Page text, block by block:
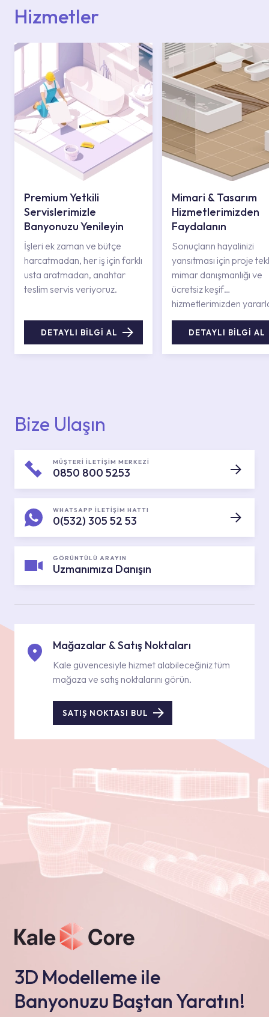
Hizmetler
Premium Yetkili
Servislerimizle
Banyonuzu Yenileyin
İşleri ek zaman ve bütçe
harcatmadan, her iş için farklı
usta aratmadan, anahtar
teslim servis veriyoruz.
DETAYLI BİLGİ AL
Mimari & Tasarım
Hizmetlerimizden
Faydalanın
Sonuçların hayalinizi
yansıtması için proje
mimar danışmanlığı ve
ücretsiz keşif
hizmetlerimizden
DETAYLI BİLGİ AL
Bize Ulaşın
MÜŞTERİ İLETİŞİM MERKEZİ
0850 800 5253
WHATSAPP İLETİŞİM HATTI
0(532) 305 52 53
GÖRÜNTÜLÜ ARAYIN
Uzmanımıza Danışın
Mağazalar & Satış Noktaları
Kale güvencesiyle hizmet alabileceğiniz tüm
mağaza ve satış noktalarını görün.
SATIŞ NOKTASI BUL
3D Modelleme ile
Banyonuzu Baştan Yaratın!